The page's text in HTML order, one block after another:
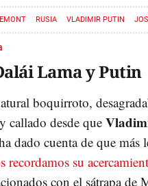
RUSIA VLADIMIR PUTIN
Lama y Putin
boquirroto,
callado desde que
dado cuenta de que
recordamos su
con el sátrapa de